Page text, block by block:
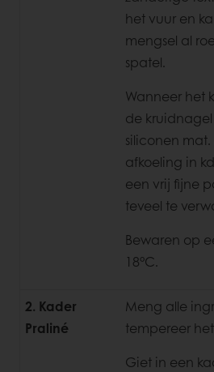
het vuur en
mengsel al
spatel.
Wanneer het
de
siliconen
afkoeling in
een vrij fijne
teveel te
Bewaren op
18°C.
2. Kader
Praliné
Meng alle
tempereer
Giet in een